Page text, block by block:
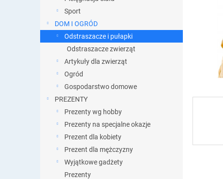
Sport
DOM I OGRÓD
Odstraszacze i pułapki
Odstraszacze zwierząt
Artykuły dla zwierząt
Ogród
Gospodarstwo domowe
PREZENTY
Prezenty wg hobby
Prezenty na specjalne okazje
Prezent dla kobiety
Prezent dla mężczyzny
Wyjątkowe gadżety
Prezenty